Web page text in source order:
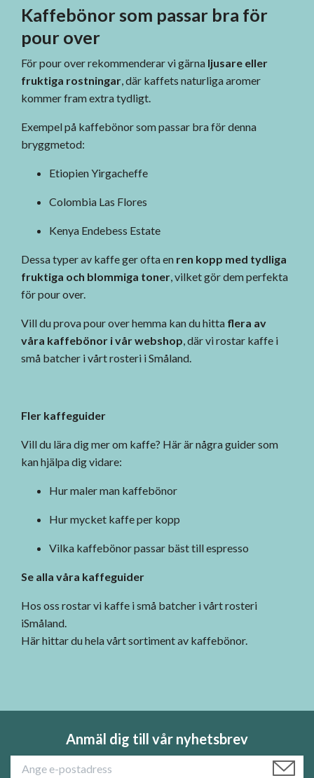
Kaffebönor som passar bra för
pour over
För pour over rekommenderar vi gärna ljusare eller
fruktiga rostningar, där kaffets naturliga aromer
kommer fram extra tydligt.
Exempel på kaffebönor som passar bra för denna
bryggmetod:
Etiopien Yirgacheffe
Colombia Las Flores
Kenya Endebess Estate
Dessa typer av kaffe ger ofta en ren kopp med tydliga
fruktiga och blommiga toner, vilket gör dem perfekta
för pour over.
Vill du prova pour over hemma kan du hitta flera av
våra kaffebönor i vår webshop, där vi rostar kaffe i
små batcher i vårt rosteri i Småland.
Fler kaffeguider
Vill du lära dig mer om kaffe? Här är några guider som
kan hjälpa dig vidare:
Hur maler man kaffebönor
Hur mycket kaffe per kopp
Vilka kaffebönor passar bäst till espresso
Se alla våra kaffeguider
Hos oss rostar vi kaffe i små batcher i vårt rosteri
iSmåland.
Här hittar du hela vårt sortiment av kaffebönor.
Anmäl dig till vår nyhetsbrev